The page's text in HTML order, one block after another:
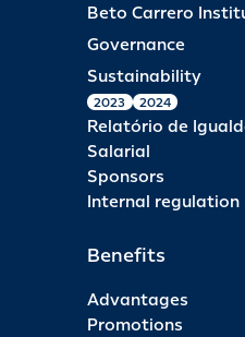
Beto Carrero
Governance
Sustainability
2023 2024
Relatório de
Salarial
Sponsors
Internal regulation
Benefits
Advantages
Promotions